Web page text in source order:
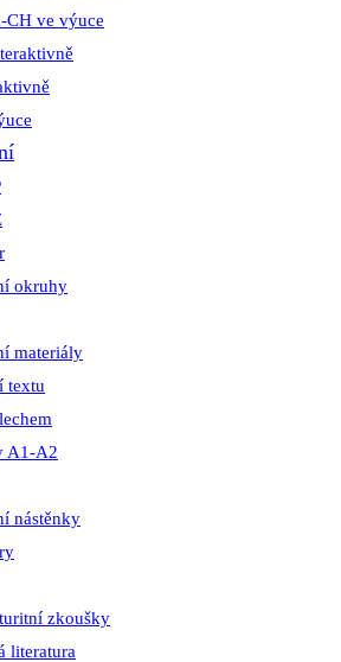
CH ve výuce
okruhy
materiály
textu
A1-A2
nástěnky
zkoušky
literatura